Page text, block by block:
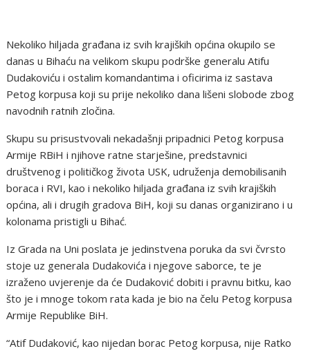
Nekoliko hiljada građana iz svih krajiških općina okupilo se
danas u Bihaću na velikom skupu podrške generalu Atifu
Dudakoviću i ostalim komandantima i oficirima iz sastava
Petog korpusa koji su prije nekoliko dana lišeni slobode zbog
navodnih ratnih zločina.
Skupu su prisustvovali nekadašnji pripadnici Petog korpusa
Armije RBiH i njihove ratne starješine, predstavnici
društvenog i političkog života USK, udruženja demobilisanih
boraca i RVI, kao i nekoliko hiljada građana iz svih krajiških
općina, ali i drugih gradova BiH, koji su danas organizirano i u
kolonama pristigli u Bihać.
Iz Grada na Uni poslata je jedinstvena poruka da svi čvrsto
stoje uz generala Dudakovića i njegove saborce, te je
izraženo uvjerenje da će Dudaković dobiti i pravnu bitku, kao
što je i mnoge tokom rata kada je bio na čelu Petog korpusa
Armije Republike BiH.
“Atif Dudaković, kao nijedan borac Petog korpusa, nije Ratko